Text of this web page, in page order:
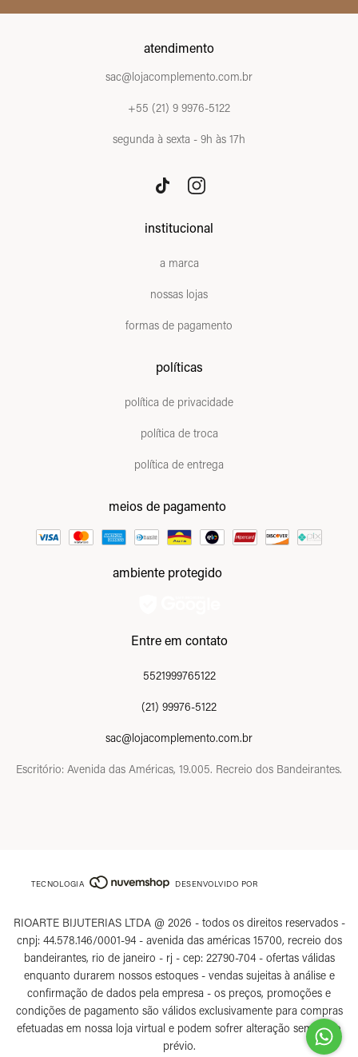
atendimento
sac@lojacomplemento.com.br
+55 (21) 9 9976-5122
segunda à sexta - 9h às 17h
institucional
a marca
nossas lojas
formas de pagamento
políticas
política de privacidade
política de troca
política de entrega
meios de pagamento
ambiente protegido
Entre em contato
5521999765122
(21) 99976-5122
sac@lojacomplemento.com.br
Escritório: Avenida das Américas, 19.005. Recreio dos Bandeirantes.
TECNOLOGIA DESENVOLVIDO POR
RIOARTE BIJUTERIAS LTDA @ 2026 - todos os direitos reservados -
cnpj: 44.578.146/0001-94 - avenida das américas 15700, recreio dos
bandeirantes, rio de janeiro - rj - cep: 22790-704 - ofertas válidas
enquanto durarem nossos estoques - vendas sujeitas à análise e
confirmação de dados pela empresa - os preços, promoções e
condições de pagamento são válidos exclusivamente para compras
efetuadas em nossa loja virtual e podem sofrer alteração sem aviso
prévio.